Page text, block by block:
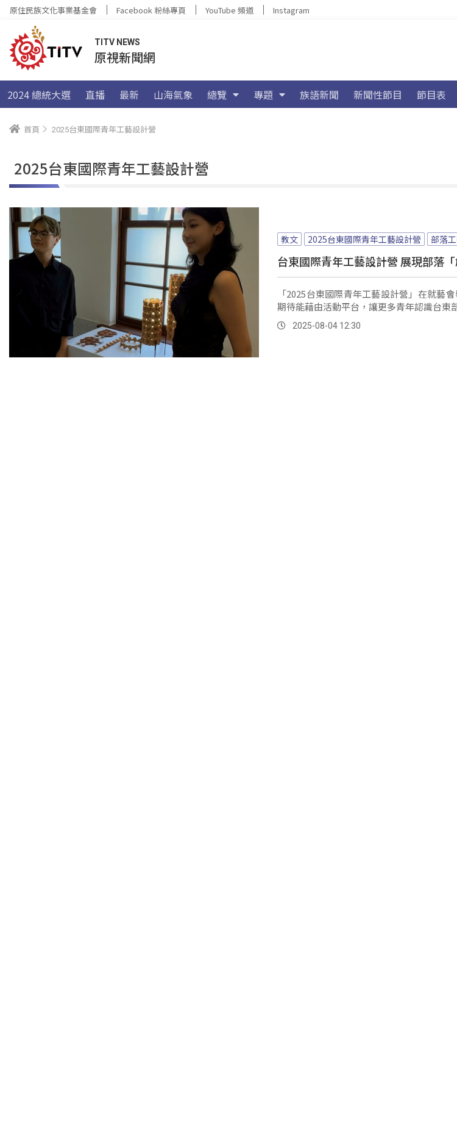
原住民族文化事業基金會 Facebook 粉絲專頁 YouTube 頻道 Instagram
TITV NEWS
原視新聞網
2024 總統大選 直播 最新 山海氣象 總覽 專題 族語新聞 新聞性節目 節目表
首頁 2025台東國際青年工藝設計營
2025台東國際青年工藝設計營
教文 2025台東國際青年工藝設計營 部落
台東國際青年工藝設計營 展現部落「
「2025台東國際青年工藝設計營」在就藝
期待能藉由活動平台，讓更多青年認識台東
2025-08-04 12:30